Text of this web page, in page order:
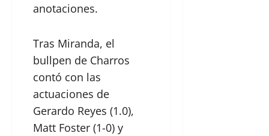
anotaciones.
Tras Miranda, el
bullpen de Charros
contó con las
actuaciones de
Gerardo Reyes (1.0),
Matt Foster (1-0) y